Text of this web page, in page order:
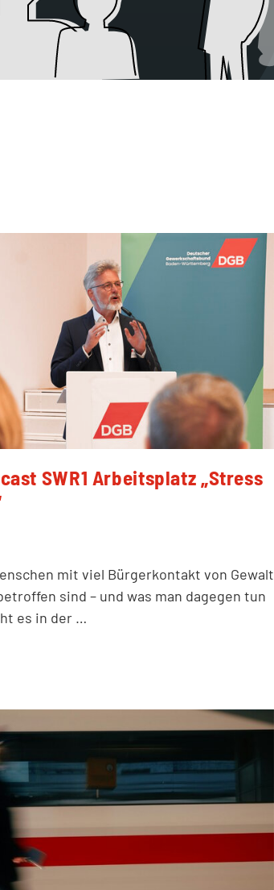
SWR1 Arbeitsplatz „Stress
mit viel Bürgerkontakt von Gewalt
sind – und was man dagegen tun
es in der …